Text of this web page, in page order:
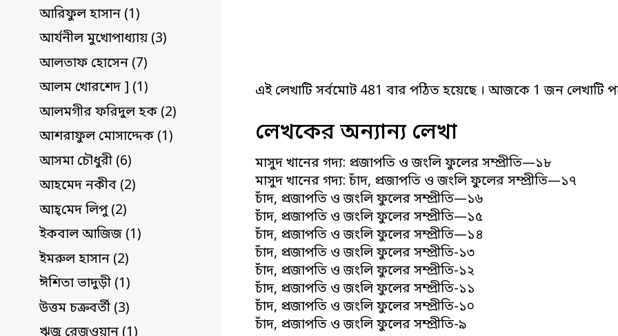
আরিফুল হাসান (1)
আর্যনীল মুখোপাধ্যায় (3)
আলতাফ হোসেন (7)
আলম খোরশেদ ] (1)
আলমগীর ফরিদুল হক (2)
আশরাফুল মোসাদ্দেক (1)
আসমা চৌধুরী (6)
আহমেদ নকীব (2)
আহ্‌মেদ লিপু (2)
ইকবাল আজিজ (1)
ইমরুল হাসান (2)
ঈশিতা ভাদুড়ী (1)
উত্তম চক্রবর্তী (3)
এই লেখাটি সর্বমোট 481 বার পঠিত হয়েছে । আজকে 1 জন লেখাটি
লেখকের অন্যান্য লেখা
মাসুদ খানের গদ্য: প্রজাপতি ও জংলি ফুলের সম্প্রীতি—১৮
মাসুদ খানের গদ্য: চাঁদ, প্রজাপতি ও জংলি ফুলের সম্প্রীতি—১৭
চাঁদ, প্রজাপতি ও জংলি ফুলের সম্প্রীতি—১৬
চাঁদ, প্রজাপতি ও জংলি ফুলের সম্প্রীতি—১৫
চাঁদ, প্রজাপতি ও জংলি ফুলের সম্প্রীতি—১৪
চাঁদ, প্রজাপতি ও জংলি ফুলের সম্প্রীতি-১৩
চাঁদ, প্রজাপতি ও জংলি ফুলের সম্প্রীতি-১২
চাঁদ, প্রজাপতি ও জংলি ফুলের সম্প্রীতি-১১
চাঁদ, প্রজাপতি ও জংলি ফুলের সম্প্রীতি-১০
চাঁদ, প্রজাপতি ও জংলি ফুলের সম্প্রীতি-৯